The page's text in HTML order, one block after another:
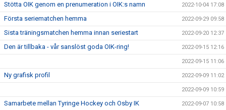
Stötta OIK genom en prenumeration i OIK:s namn 2022-10-04 17:08
Första seriematchen hemma 2022-09-29 09:58
Sista träningsmatchen hemma innan seriestart 2022-09-20 12:37
Den är tillbaka - vår sanslöst goda OIK-ring! 2022-09-15 12:16
2022-09-15 11:06
Ny grafisk profil 2022-09-09 11:02
2022-09-09 10:59
Samarbete mellan Tyringe Hockey och Osby IK 2022-09-07 10:58